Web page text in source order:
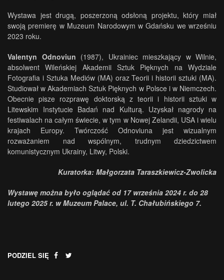
Wystawa jest drugą, poszerzoną odsłoną projektu, który miał
swoją premierę w Muzeum Narodowym w Gdańsku we wrześniu
2023 roku.
Valentyn Odnoviun (1987), Ukrainiec mieszkający w Wilnie,
absolwent Wileńskiej Akademii Sztuk Pięknych na Wydziale
Fotografia i Sztuka Mediów (MA) oraz Teorii i historii sztuki (MA).
Studiował w Akademiach Sztuk Pięknych w Polsce i w Niemczech.
Obecnie pisze rozprawę doktorską z teorii i historii sztuki w
Litewskim Instytucie Badań nad Kulturą. Uzyskał nagrody na
festiwalach na całym świecie, w tym w Nowej Zelandii, USA i wielu
krajach Europy. Twórczość Odnoviuna jest wizualnym
rozważaniem nad wspólnym, trudnym dziedzictwem
komunistycznym Ukrainy, Litwy, Polski.
Kuratorka: Małgorzata Taraszkiewicz-Zwolicka
Wystawę można było oglądać od 17 września 2024 r. do 28
lutego 2025 r. w Muzeum Palace, ul. T. Chałubińskiego 7.
PODZIEL SIĘ